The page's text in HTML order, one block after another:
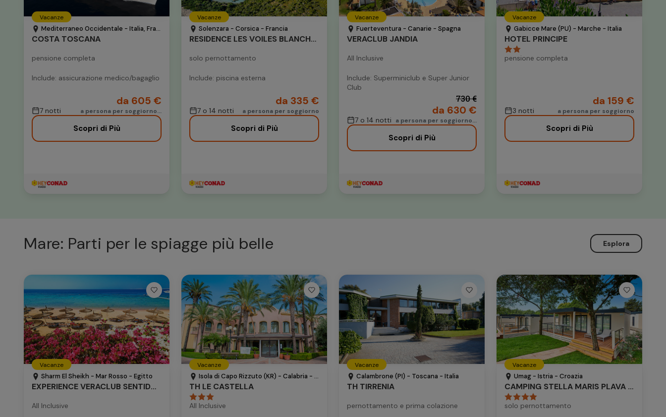
Vacanze
Mediterraneo Occidentale - Italia, Francia e Spagna
COSTA TOSCANA
pensione completa
Include: assicurazione medico/bagaglio
7 notti
da 605 €
a persona per soggiorno...
Scopri di Più
Vacanze
Solenzara - Corsica - Francia
RESIDENCE LES VOILES BLANCHES
solo pernottamento
Include: piscina esterna
7 o 14 notti
da 335 €
a persona per soggiorno
Scopri di Più
Vacanze
Fuerteventura - Canarie - Spagna
VERACLUB JANDIA
All Inclusive
Include: Superminiclub e Super Junior
Club
7 o 14 notti
730 €
da 630 €
a persona per soggiorno...
Scopri di Più
Vacanze
Gabicce Mare (PU) - Marche - Italia
HOTEL PRINCIPE
pensione completa
3 notti
da 159 €
a persona per soggiorno
Scopri di Più
Mare: Parti per le spiagge più belle Esplora
Vacanze
Sharm El Sheikh - Mar Rosso - Egitto
EXPERIENCE VERACLUB SENTIDO REEF OASIS SENSES
All Inclusive
Vacanze
Isola di Capo Rizzuto (KR) - Calabria - Italia
TH LE CASTELLA
All Inclusive
Vacanze
Calambrone (PI) - Toscana - Italia
TH TIRRENIA
pernottamento e prima colazione
Vacanze
Umag - Istria - Croazia
CAMPING STELLA MARIS PLAVA LAGUNA - MOBILE HOMES
solo pernottamento